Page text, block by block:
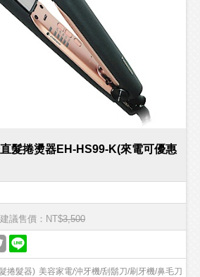
髮捲燙器EH-HS99-K(來電可優惠
建議售價：NT$3,500
美容家電/沖牙機/刮鬍刀/刷牙機/鼻毛刀
捲髮器)